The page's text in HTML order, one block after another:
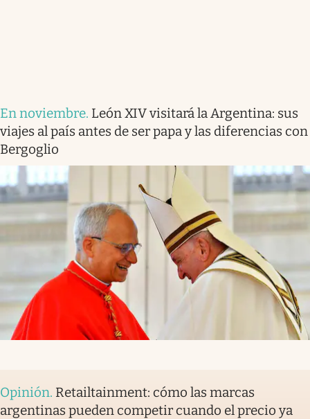
En noviembre. León XIV visitará la Argentina: sus
viajes al país antes de ser papa y las diferencias con
Bergoglio
Opinión. Retailtainment: cómo las marcas
argentinas pueden competir cuando el precio ya